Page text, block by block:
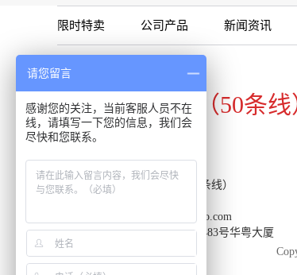
限时特卖 公司产品 新闻资讯
咨询专线
020-34821111（50条线
客服热线：020-34821111（50条线）
邮箱：support-reacon@huayueco.com
地址：广州市番禺区兴南大道483号华粤大厦
请您留言
感谢您的关注，当前客服人员不在
线，请填写一下您的信息，我们会
尽快和您联系。